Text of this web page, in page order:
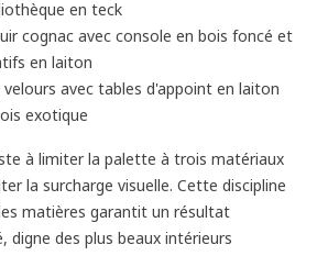
en teck
cognac avec console en bois foncé et
en laiton
avec tables d'appoint en laiton
exotique
à limiter la palette à trois matériaux
la surcharge visuelle. Cette discipline
matières garantit un résultat
digne des plus beaux intérieurs